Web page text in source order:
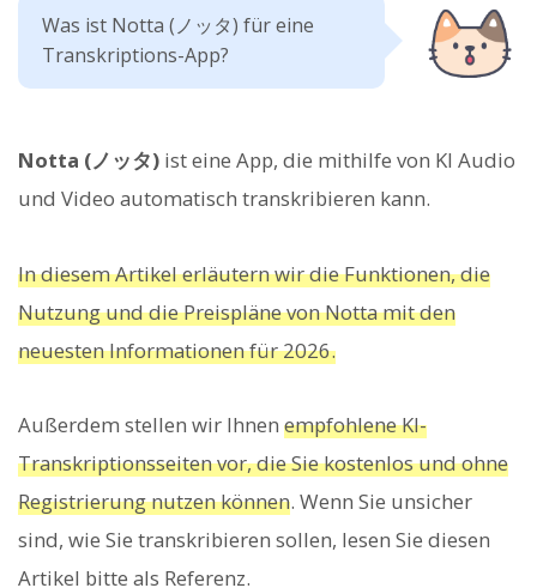
Was ist Notta (ノッタ) für eine
Transkriptions-App?
Notta (ノッタ) ist eine App, die mithilfe von KI Audio
und Video automatisch transkribieren kann.
In diesem Artikel erläutern wir die Funktionen, die
Nutzung und die Preispläne von Notta mit den
neuesten Informationen für 2026.
Außerdem stellen wir Ihnen empfohlene KI-
Transkriptionsseiten vor, die Sie kostenlos und ohne
Registrierung nutzen können. Wenn Sie unsicher
sind, wie Sie transkribieren sollen, lesen Sie diesen
Artikel bitte als Referenz.